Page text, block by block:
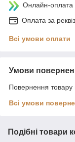
Онлайн-оплата
Оплата за
Всі умови оплати
Умови
Повернення товару
Всі умови
Подібні товари